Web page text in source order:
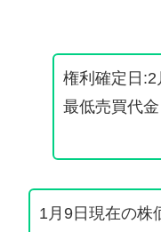
権利確定日:2
最低売買代
（手
1月9日現在の株